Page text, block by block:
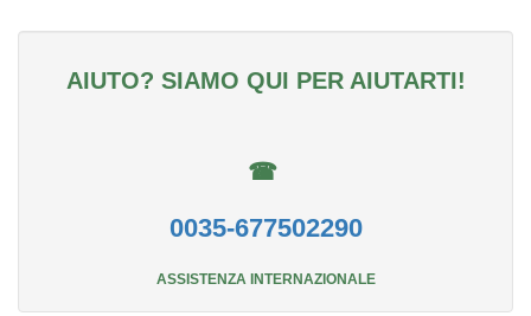
AIUTO? SIAMO QUI PER AIUTARTI!
☎
0035-677502290
ASSISTENZA INTERNAZIONALE